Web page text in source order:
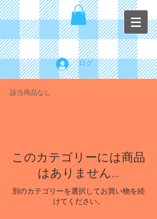
ログイン
該当商品なし
このカテゴリーには商品
はありません…
別のカテゴリーを選択してお買い物を続
けてください。